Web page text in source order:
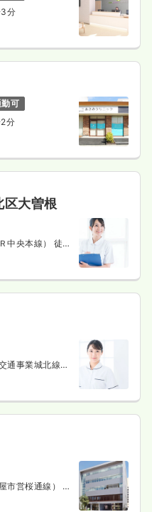
分
可
分
区大曽根
中央本線） 徒歩
通事業城北線）
市営桜通線） 徒